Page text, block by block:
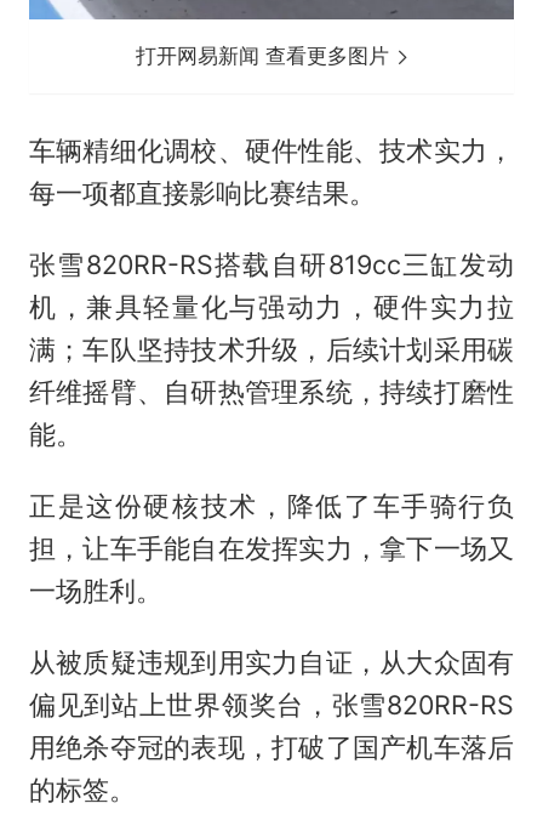
打开网易新闻 查看更多图片
车辆精细化调校、硬件性能、技术实力，
每一项都直接影响比赛结果。
张雪820RR-RS搭载自研819cc三缸发动
机，兼具轻量化与强动力，硬件实力拉
满；车队坚持技术升级，后续计划采用碳
纤维摇臂、自研热管理系统，持续打磨性
能。
正是这份硬核技术，降低了车手骑行负
担，让车手能自在发挥实力，拿下一场又
一场胜利。
从被质疑违规到用实力自证，从大众固有
偏见到站上世界领奖台，张雪820RR-RS
用绝杀夺冠的表现，打破了国产机车落后
的标签。